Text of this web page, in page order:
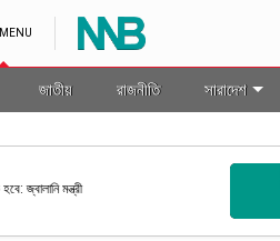
MENU
জাতীয় রাজনীতি সারাদেশ
রাষ্ট্রপতি নির্বাচনের